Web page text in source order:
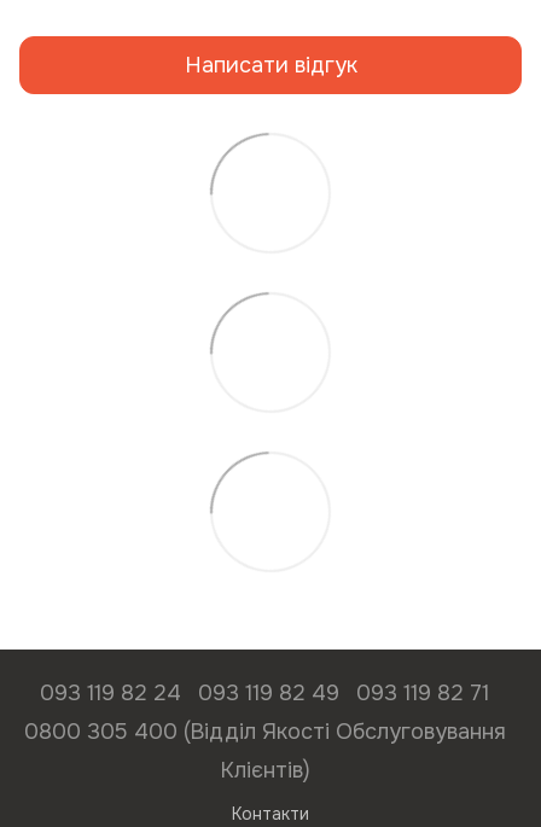
Написати відгук
093 119 82 24 093 119 82 49
093 119 82 71
0800 305 400 (Відділ Якості Обслуговування
Клієнтів)
Контакти